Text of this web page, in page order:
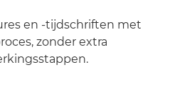
en -tijdschriften met
zonder extra